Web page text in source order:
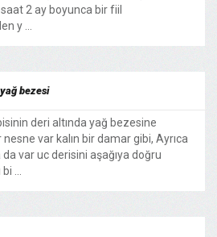
2 ay boyunca bir fiil
y ...
bezesi
deri altında yağ bezesine
var kalın bir damar gibi, Ayrıca
var uc derisini aşağıya doğru
...